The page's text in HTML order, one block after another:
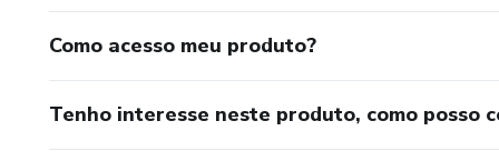
Como acesso meu produto?
Tenho interesse neste produto, como posso